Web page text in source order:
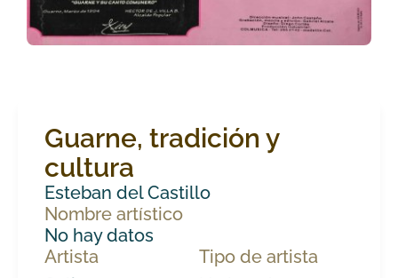
Guarne, tradición y
cultura
Esteban del Castillo
Nombre artístico
No hay datos
Artista
Tipo de artista